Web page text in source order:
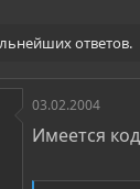
ответов.
03.02.2004
Имеется